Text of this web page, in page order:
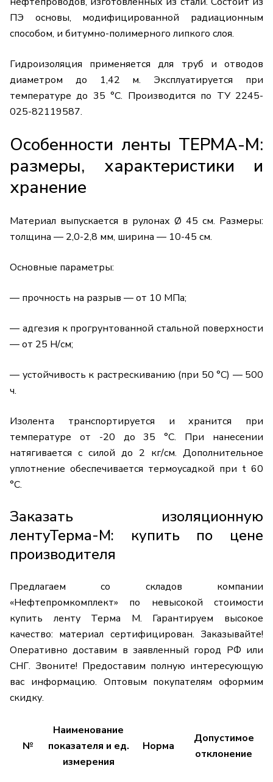
ПЭ основы, модифицированной радиационным
способом, и битумно-полимерного липкого слоя.
Гидроизоляция применяется для труб и отводов
диаметром до 1,42 м. Эксплуатируется при
температуре до 35 °C. Производится по ТУ 2245-
025-82119587.
Особенности ленты ТЕРМА-М:
размеры, характеристики и
хранение
Материал выпускается в рулонах Ø 45 см. Размеры:
толщина — 2,0-2,8 мм, ширина — 10-45 см.
Основные параметры:
— прочность на разрыв — от 10 МПа;
— адгезия к прогрунтованной стальной поверхности
— от 25 Н/см;
— устойчивость к растрескиванию (при 50 °C) — 500
ч.
Изолента транспортируется и хранится при
температуре от -20 до 35 °C. При нанесении
натягивается с силой до 2 кг/см. Дополнительное
уплотнение обеспечивается термоусадкой при t 60
°C.
Заказать изоляционную
лентуТерма-М: купить по цене
производителя
Предлагаем со складов компании
«Нефтепромкомплект» по невысокой стоимости
купить ленту Терма М. Гарантируем высокое
качество: материал сертифицирован. Заказывайте!
Оперативно доставим в заявленный город РФ или
СНГ. Звоните! Предоставим полную интересующую
вас информацию. Оптовым покупателям оформим
скидку.
№
Наименование
показателя и ед.
измерения
Норма
Допустимое
отклонение